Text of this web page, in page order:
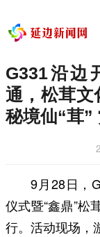
G331沿边
通，松茸
秘境仙“茸”
9月28日，
仪式暨“鑫鼎”松
行。活动现场，